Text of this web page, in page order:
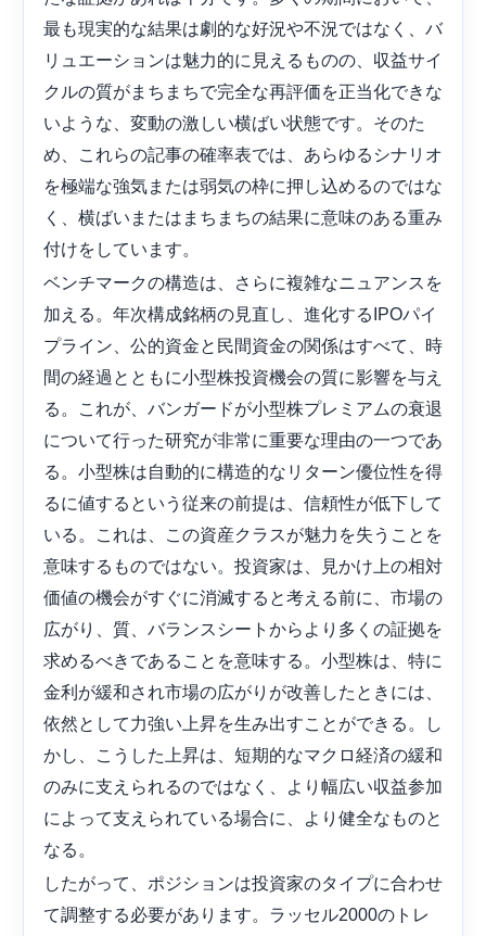
最も現実的な結果は劇的な好況や不況ではなく、バ
リュエーションは魅力的に見えるものの、収益サイ
クルの質がまちまちで完全な再評価を正当化できな
いような、変動の激しい横ばい状態です。そのた
め、これらの記事の確率表では、あらゆるシナリオ
を極端な強気または弱気の枠に押し込めるのではな
く、横ばいまたはまちまちの結果に意味のある重み
付けをしています。
ベンチマークの構造は、さらに複雑なニュアンスを
加える。年次構成銘柄の見直し、進化するIPOパイ
プライン、公的資金と民間資金の関係はすべて、時
間の経過とともに小型株投資機会の質に影響を与え
る。これが、バンガードが小型株プレミアムの衰退
について行った研究が非常に重要な理由の一つであ
る。小型株は自動的に構造的なリターン優位性を得
るに値するという従来の前提は、信頼性が低下して
いる。これは、この資産クラスが魅力を失うことを
意味するものではない。投資家は、見かけ上の相対
価値の機会がすぐに消滅すると考える前に、市場の
広がり、質、バランスシートからより多くの証拠を
求めるべきであることを意味する。小型株は、特に
金利が緩和され市場の広がりが改善したときには、
依然として力強い上昇を生み出すことができる。し
かし、こうした上昇は、短期的なマクロ経済の緩和
のみに支えられるのではなく、より幅広い収益参加
によって支えられている場合に、より健全なものと
なる。
したがって、ポジションは投資家のタイプに合わせ
て調整する必要があります。ラッセル2000のトレ